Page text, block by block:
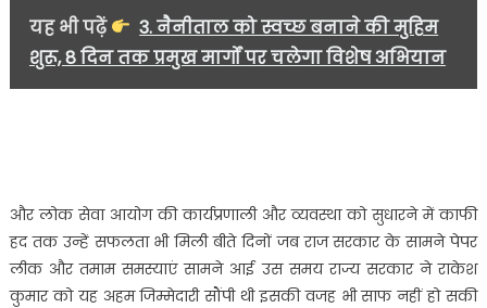
अध्यक्ष
ने
दिया
इस्तीफा……..
यह भी पढ़ें
3. नैनीताल को स्वच्छ बनाने की मुहिम
शुरू, 8 दिन तक प्रमुख मार्गों पर चलेगा विशेष अभियान
और लोक सेवा आयोग की कार्यप्रणाली और व्यवस्था को सुधारने में काफी
हद तक उन्हें सफलता भी मिली बीते दिनों जब राज सरकार के सामने पेपर
लीक और तमाम समस्याएं सामने आई उस समय राज्य सरकार ने राकेश
कुमार को यह अहम जिम्मेदारी सौंपी थी इसकी वजह भी साफ नहीं हो सकी